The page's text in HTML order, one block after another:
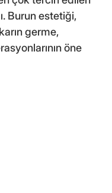
Burun estetiği,
germe,
öne